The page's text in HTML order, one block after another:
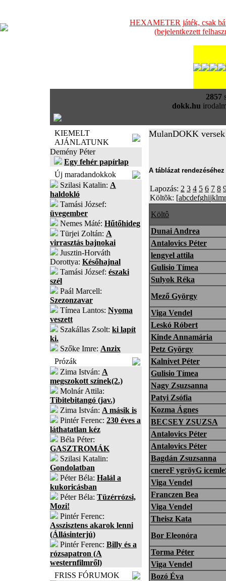
HEXAMETER játék, csak
(bejelentkezett
2857
dokk.hu
KIEMELT
AJÁNLATUNK
Demény Péter
Egy fehér papírlap
Új maradandokkok
Szilasi Katalin: A
haldokló
Tamási József:
üvegember
Nemes Máté: Hűtőhideg
Türjei Zoltán: A
virrasztás bajnokai
Jusztin-Horváth
Dorottya: Későhajnal
Tamási József: északi
szél
Paál Marcell:
Szezonzavar
Tímea Lantos: Nyoma
veszett
Szakállas Zsolt: ki lapít
ki.
Szőke Imre: Anzix
Prózák
Zima István: A
megszokott színek(2.)
Molnár Attila:
Tibitebitangó (jav.)
Zima István: A másik is
Pintér Ferenc: 230 éves a
láthatatlan kéz
Béla Péter:
GASZTROMÁK
Szilasi Katalin:
Gondolatban
Péter Béla: Halál a
kukoricásban
Péter Béla: Tüzérrózsi,
Mozi!
Pintér Ferenc:
Asszisztens akarok lenni
(Állásinterjú)
Pintér Ferenc: Billy és a
rózsapatron (A
westernfilmről)
FRISS FÓRUMOK
MulanDOKK versek
A táblázat
Lapozás: 2 3 4 5 6 7 8
Költõk: [abcdefghijklm
Költô
Dunai Andrea
Antalovics Péter
lengyel attila
Gulisio Tímea
Sulyok Réka
Mező György
Viga Vendel
Leskó Róbert
Kinde Annamária
Petz György
Kalnivet Péter
Gulisio Tímea
Nagy Zsuzsanna
Patyi Zsófia
Kozma Ágnes
BECSEY ZSUZSA
Antalovics Péter
Antalovics Péter
Bagdán Zsuzsanna
cnereF ygröyG
Viga Vendel
Franczen Bea
Viga Vendel
Theisz Kata
Bor Eleonóra
Torma Péter
Viga Vendel
Bozó Éva